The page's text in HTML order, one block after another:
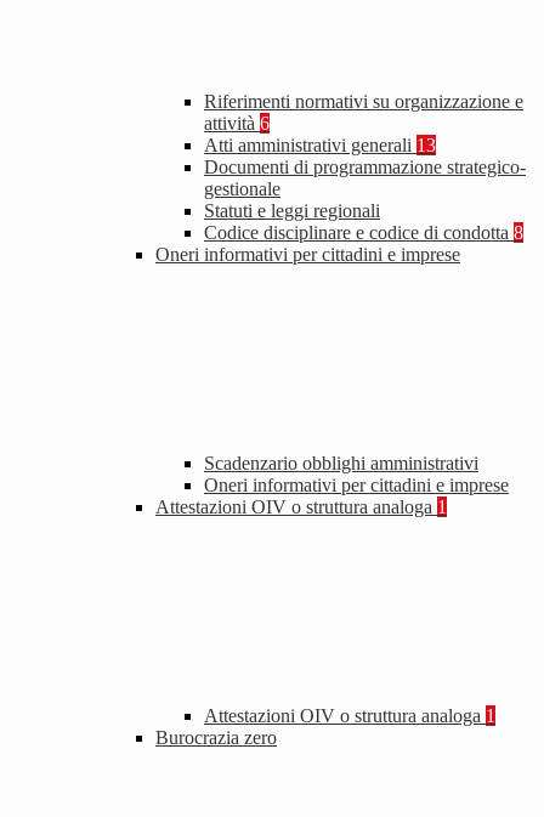
Riferimenti normativi su organizzazione e
attività 6
Atti amministrativi generali 13
Documenti di programmazione strategico-
gestionale
Statuti e leggi regionali
Codice disciplinare e codice di condotta 8
Oneri informativi per cittadini e imprese
Scadenzario obblighi amministrativi
Oneri informativi per cittadini e imprese
Attestazioni OIV o struttura analoga 1
Attestazioni OIV o struttura analoga 1
Burocrazia zero